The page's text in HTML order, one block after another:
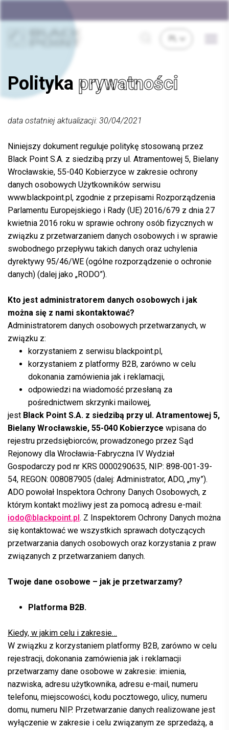
Polityka prywatności
data ostatniej aktualizacji: 30/04/2021
Niniejszy dokument reguluje politykę stosowaną przez
Black Point S.A. z siedzibą przy ul. Atramentowej 5, Bielany
Wrocławskie, 55-040 Kobierzyce w zakresie ochrony
danych osobowych Użytkowników serwisu
www.blackpoint.pl, zgodnie z przepisami Rozporządzenia
Parlamentu Europejskiego i Rady (UE) 2016/679 z dnia 27
kwietnia 2016 roku w sprawie ochrony osób fizycznych w
związku z przetwarzaniem danych osobowych i w sprawie
swobodnego przepływu takich danych oraz uchylenia
dyrektywy 95/46/WE (ogólne rozporządzenie o ochronie
danych) (dalej jako „RODO”).
Kto jest administratorem danych osobowych i jak
można się z nami skontaktować?
Administratorem danych osobowych przetwarzanych, w
związku z:
korzystaniem z serwisu blackpoint.pl,
korzystaniem z platformy B2B, zarówno w celu
dokonania zamówienia jak i reklamacji,
odpowiedzi na wiadomość przesłaną za
pośrednictwem skrzynki mailowej,
jest Black Point S.A. z siedzibą przy ul. Atramentowej 5,
Bielany Wrocławskie, 55-040 Kobierzyce wpisana do
rejestru przedsiębiorców, prowadzonego przez Sąd
Rejonowy dla Wrocławia-Fabryczna IV Wydział
Gospodarczy pod nr KRS 0000290635, NIP: 898-001-39-
54, REGON: 008087905 (dalej: Administrator, ADO, „my”).
ADO powołał Inspektora Ochrony Danych Osobowych, z
którym kontakt możliwy jest za pomocą adresu e-mail:
iodo@blackpoint.pl . Z Inspektorem Ochrony Danych można
się kontaktować we wszystkich sprawach dotyczących
przetwarzania danych osobowych oraz korzystania z praw
związanych z przetwarzaniem danych.
Twoje dane osobowe – jak je przetwarzamy?
Platforma B2B.
Kiedy, w jakim celu i zakresie…
W związku z korzystaniem platformy B2B, zarówno w celu
rejestracji, dokonania zamówienia jak i reklamacji
przetwarzamy dane osobowe w zakresie: imienia,
nazwiska, adresu użytkownika, adresu e-mail, numeru
telefonu, miejscowości, kodu pocztowego, ulicy, numeru
domu, numeru NIP. Przetwarzanie danych realizowane jest
wyłączenie w zakresie i celu związanym ze sprzedażą, a